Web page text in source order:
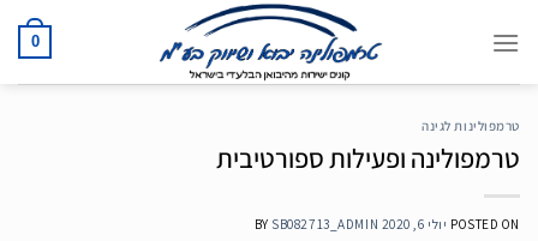
0
טרמפולינות לגינה
טרמפולינה ופעילות ספורטיבית
POSTED ON יולי 6, 2020 BY SB082713_ADMIN